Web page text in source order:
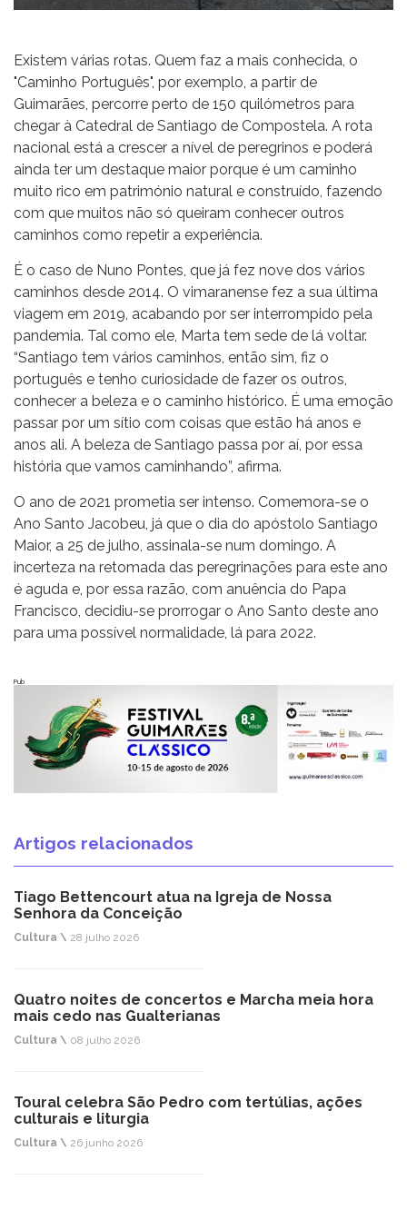
Existem várias rotas. Quem faz a mais conhecida, o
"Caminho Português", por exemplo, a partir de
Guimarães, percorre perto de 150 quilómetros para
chegar à Catedral de Santiago de Compostela. A rota
nacional está a crescer a nível de peregrinos e poderá
ainda ter um destaque maior porque é um caminho
muito rico em património natural e construído, fazendo
com que muitos não só queiram conhecer outros
caminhos como repetir a experiência.
É o caso de Nuno Pontes, que já fez nove dos vários
caminhos desde 2014. O vimaranense fez a sua última
viagem em 2019, acabando por ser interrompido pela
pandemia. Tal como ele, Marta tem sede de lá voltar.
“Santiago tem vários caminhos, então sim, fiz o
português e tenho curiosidade de fazer os outros,
conhecer a beleza e o caminho histórico. É uma emoção
passar por um sítio com coisas que estão há anos e
anos ali. A beleza de Santiago passa por aí, por essa
história que vamos caminhando”, afirma.
O ano de 2021 prometia ser intenso. Comemora-se o
Ano Santo Jacobeu, já que o dia do apóstolo Santiago
Maior, a 25 de julho, assinala-se num domingo. A
incerteza na retomada das peregrinações para este ano
é aguda e, por essa razão, com anuência do Papa
Francisco, decidiu-se prorrogar o Ano Santo deste ano
para uma possível normalidade, lá para 2022.
Pub
Artigos relacionados
Tiago Bettencourt atua na Igreja de Nossa
Senhora da Conceição
Cultura \ 28 julho 2026
Quatro noites de concertos e Marcha meia hora
mais cedo nas Gualterianas
Cultura \ 08 julho 2026
Toural celebra São Pedro com tertúlias, ações
culturais e liturgia
Cultura \ 26 junho 2026